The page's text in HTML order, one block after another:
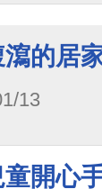
的居
13
開心